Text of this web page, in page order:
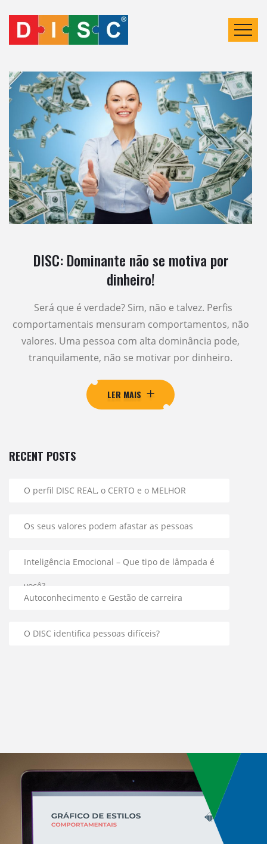
DISC: Dominante não se motiva por
dinheiro!
Será que é verdade? Sim, não e talvez. Perfis
comportamentais mensuram comportamentos, não
valores. Uma pessoa com alta dominância pode,
tranquilamente, não se motivar por dinheiro.
LER MAIS
RECENT POSTS
O perfil DISC REAL, o CERTO e o MELHOR
Os seus valores podem afastar as pessoas
Inteligência Emocional – Que tipo de lâmpada é
você?
Autoconhecimento e Gestão de carreira
O DISC identifica pessoas difíceis?